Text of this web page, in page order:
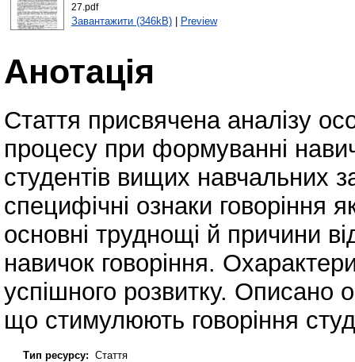
27.pdf
Завантажити (346kB)| Preview
Анотація
Стаття присвячена аналізу
процесу при формуванні
студентів вищих навчальних
специфічні ознаки говоріння
основні труднощі й причини
навичок говоріння.
успішного розвитку. Описано
що стимулюють говоріння
Тип ресурсу: Стаття